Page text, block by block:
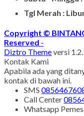
Senin - Juma'at :
Sabtu - Minggu
Tgl Merah : Libur
Copyright ©
Reserved-
Diztro Themeversi
Kontak Kami
Apabila ada yang
kontak di bawah ini.